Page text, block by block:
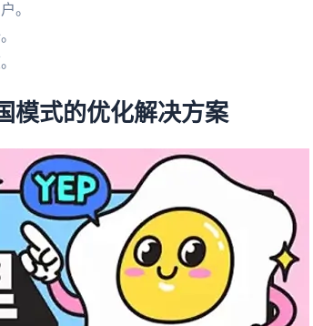
。
模式的优化解决方案